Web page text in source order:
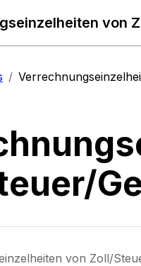
von
/
von Zoll/